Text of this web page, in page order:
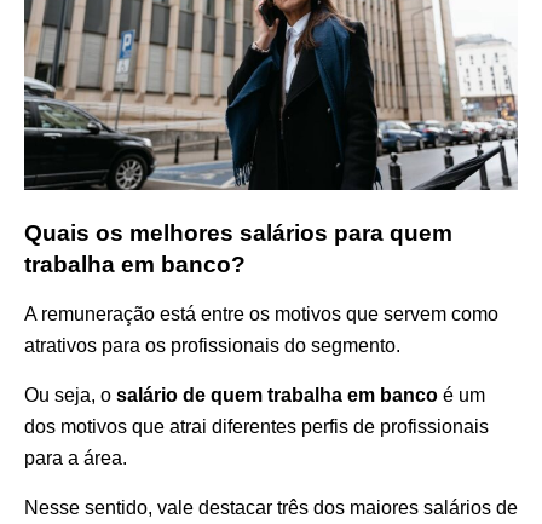
Quais os melhores salários para quem
trabalha em banco?
A remuneração está entre os motivos que servem como
atrativos para os profissionais do segmento.
Ou seja, o salário de quem trabalha em banco é um
dos motivos que atrai diferentes perfis de profissionais
para a área.
Nesse sentido, vale destacar três dos maiores salários de